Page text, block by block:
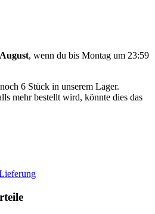
, wenn du bis Montag um 23:59
6 Stück in unserem Lager.
mehr bestellt wird, könnte dies das